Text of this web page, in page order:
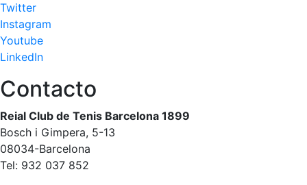
Twitter
Instagram
Youtube
LinkedIn
Contacto
Reial Club de Tenis Barcelona 1899
Bosch i Gimpera, 5-13
08034-Barcelona
Tel: 932 037 852